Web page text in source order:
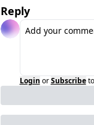
Reply
Login or Subscribe